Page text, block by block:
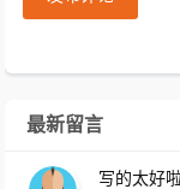
最新留言
写的太好